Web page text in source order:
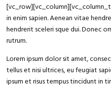
in enim sapien. Aenean vitae
hendrerit sceleri sque dui. Donec
rutrum.
Lorem ipsum dolor sit amet,
tellus et nisi ultrices, eu feugiat
ipsum et risus tempus tincidunt in